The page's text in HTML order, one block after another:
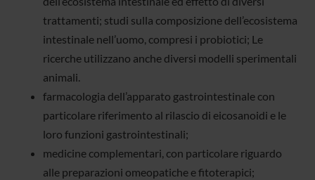
trattamenti; studi sulla composizione dell’ecosistema
intestinale nell’uomo, compresi i probiotici; Le
ricerche utilizzano anche diversi modelli sperimentali
animali.
farmacologia dell’apparato gastrointestinale con
particolare riferimento al rilascio di eicosanoidi e le
loro funzioni gastrointestinali;
medicine complementari, con particolare riguardo
alle preparazioni omeopatiche e fitoterapici;